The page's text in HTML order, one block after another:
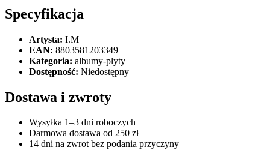
Specyfikacja
Artysta: I.M
EAN: 8803581203349
Kategoria: albumy-plyty
Dostępność: Niedostępny
Dostawa i zwroty
Wysyłka 1–3 dni roboczych
Darmowa dostawa od 250 zł
14 dni na zwrot bez podania przyczyny